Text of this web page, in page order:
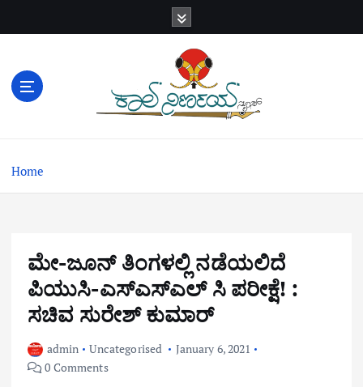
e
Home
ಮೇ-ಜೂನ್ ತಿಂಗಳಲ್ಲಿ ನಡೆಯಲಿದೆ
ಪಿಯುಸಿ-ಎಸ್ಎಸ್ಎಲ್ ಸಿ ಪರೀಕ್ಷೆ! :
ಸಚಿವ ಸುರೇಶ್ ಕುಮಾರ್
admin Uncategorised
January 6, 2021
0 Comments